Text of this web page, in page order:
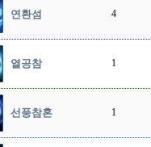
연환섬 4
열공참 1
선풍참혼 1